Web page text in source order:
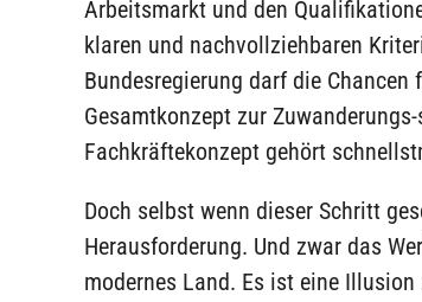
Arbeitsmarkt und den
klaren und nachvollziehbaren
Bundesregierung darf die
Gesamtkonzept zur
Fachkräftekonzept gehört
Doch selbst wenn dieser Schritt
Herausforderung. Und zwar das
modernes Land. Es ist eine